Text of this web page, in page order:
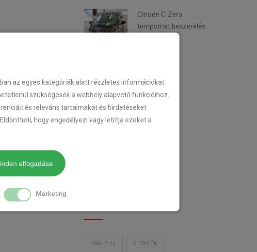
az egyes kategóriák alatt részletes információkat
szükségesek a webhely alapvető funkcióihoz.
és releváns tartalmakat és hirdetéseket
hogy engedélyezi vagy letiltja ezeket a
elfogadása
Marketing
Citroën C-Zero
tempomat beszerelés
KATEGÓRIA
TEMPOMAT
CAN-BUS CITROËN